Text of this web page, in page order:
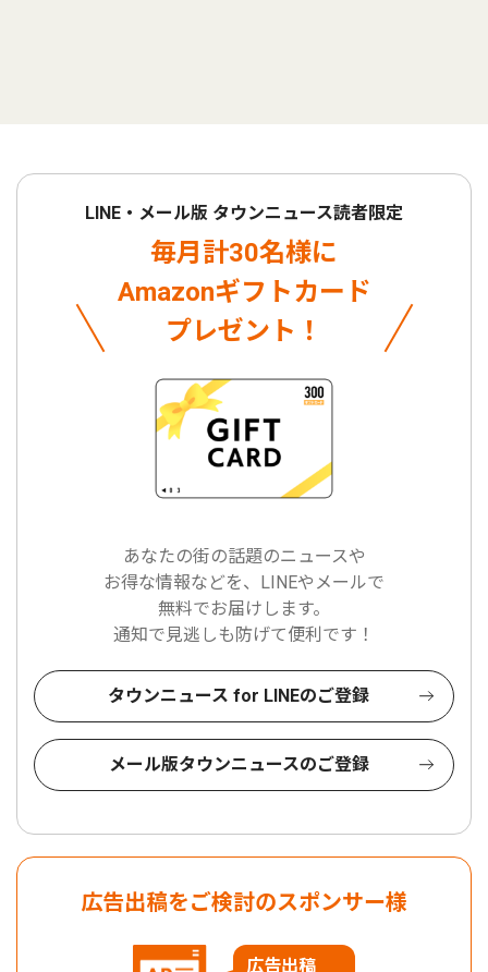
LINE・メール版 タウンニュース読者限定
毎月計30名様に
Amazonギフトカード
プレゼント！
あなたの街の話題のニュースや
お得な情報などを、LINEやメールで
無料でお届けします。
通知で見逃しも防げて便利です！
タウンニュース for LINEのご登録
メール版タウンニュースのご登録
広告出稿をご検討のスポンサー様
広告出稿